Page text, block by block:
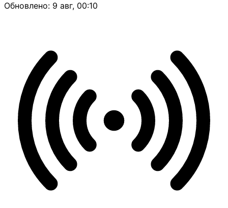
Обновлено: 9 авг, 00:10